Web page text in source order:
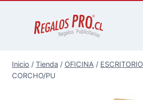
Inicio / Tienda / OFICINA / ESCRITORIO
CORCHO/PU